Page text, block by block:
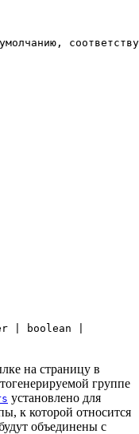
| boolean |
на страницу в
группе
установлено для
к которой относится
объединены с